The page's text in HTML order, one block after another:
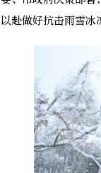
以赴做好抗击雨雪冰